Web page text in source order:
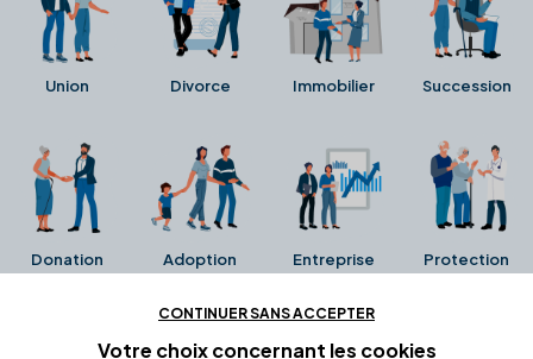
Union Divorce Immobilier Succession
Donation Adoption Entreprise Protection
Ces avis proviennent directement de la fiche Google
CONTINUER SANS ACCEPTER
Votre choix concernant les cookies